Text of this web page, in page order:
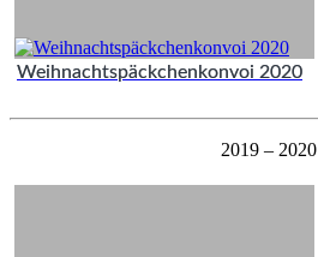
Weihnachtspäckchenkonvoi 2020
2019 – 2020